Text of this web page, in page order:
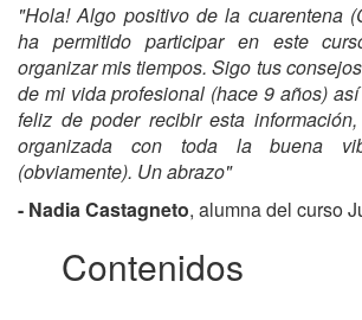
"Hola! Algo positivo de la cuarentena
ha permitido participar en este
organizar mis tiempos. Sigo tus
de mi vida profesional (hace 9 años)
feliz de poder recibir esta
organizada con toda la buena
(obviamente). Un abrazo"
- Nadia Castagneto, alumna del curso
Contenidos